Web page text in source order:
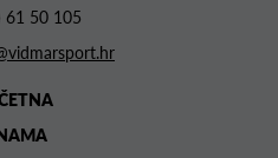
61 50 105